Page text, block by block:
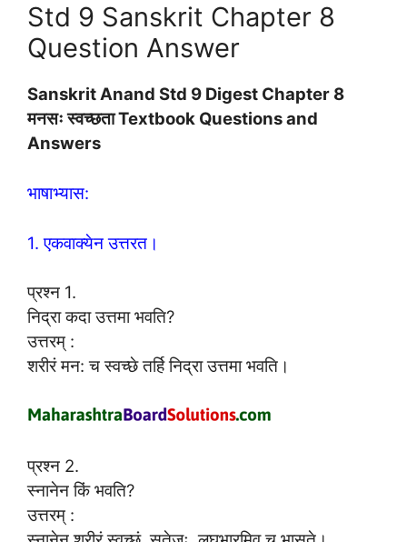
Std 9 Sanskrit Chapter 8
Question Answer
Sanskrit Anand Std 9 Digest Chapter 8
मनसः स्वच्छता Textbook Questions and
Answers
भाषाभ्यास:
1. एकवाक्येन उत्तरत।
प्रश्न 1.
निद्रा कदा उत्तमा भवति?
उत्तरम् :
शरीरं मन: च स्वच्छे तर्हि निद्रा उत्तमा भवति।
प्रश्न 2.
स्नानेन किं भवति?
उत्तरम् :